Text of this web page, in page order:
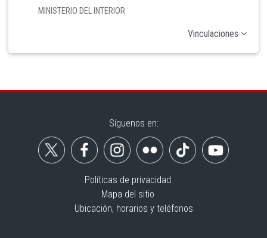
MINISTERIO DEL INTERIOR
Vinculaciones
Síguenos en:
Políticas de privacidad
Mapa del sitio
Ubicación, horarios y teléfonos